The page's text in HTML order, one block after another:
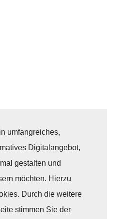
umfangreiches,
Digitalangebot,
gestalten und
möchten. Hierzu
Durch die weitere
stimmen Sie der